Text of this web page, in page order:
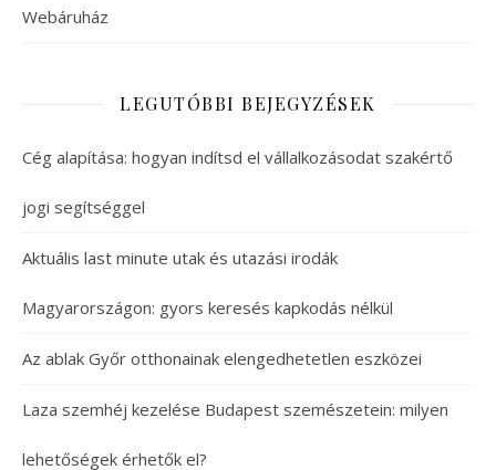
Webáruház
LEGUTÓBBI BEJEGYZÉSEK
Cég alapítása: hogyan indítsd el vállalkozásodat szakértő
jogi segítséggel
Aktuális last minute utak és utazási irodák
Magyarországon: gyors keresés kapkodás nélkül
Az ablak Győr otthonainak elengedhetetlen eszközei
Laza szemhéj kezelése Budapest szemészetein: milyen
lehetőségek érhetők el?